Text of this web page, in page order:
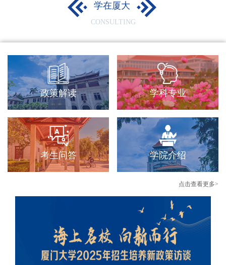
学在厦大
CONSULTING
政策解读 学科专业
考生问答 学院介绍
点击查看更多>